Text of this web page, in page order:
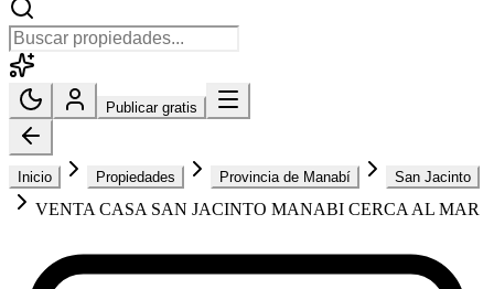
Publicar gratis
Inicio Propiedades Provincia de Manabí San Jacinto
VENTA CASA SAN JACINTO MANABI CERCA AL MAR